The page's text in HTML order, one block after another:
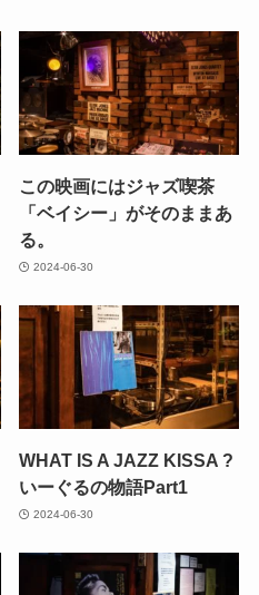
この映画にはジャズ喫茶
「ベイシー」がそのままあ
る。
2024-06-30
WHAT IS A JAZZ KISSA ?
いーぐるの物語Part1
2024-06-30